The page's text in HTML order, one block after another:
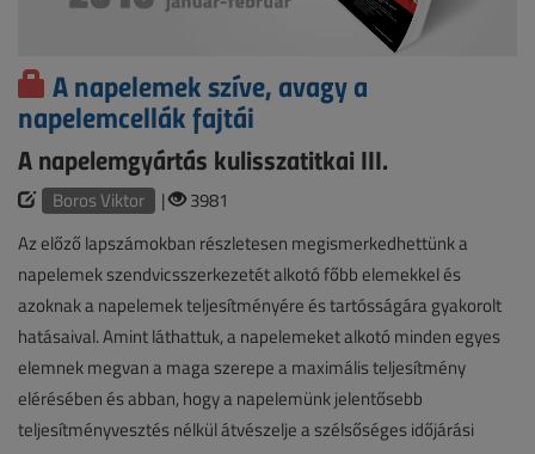
A napelemek szíve, avagy a
napelemcellák fajtái
A napelemgyártás kulisszatitkai III.
Boros Viktor |
3981
Az előző lapszámokban részletesen megismerkedhettünk a
napelemek szendvicsszerkezetét alkotó főbb elemekkel és
azoknak a napelemek teljesítményére és tartósságára gyakorolt
hatásaival. Amint láthattuk, a napelemeket alkotó minden egyes
elemnek megvan a maga szerepe a maximális teljesítmény
elérésében és abban, hogy a napelemünk jelentősebb
teljesítményvesztés nélkül átvészelje a szélsőséges időjárási